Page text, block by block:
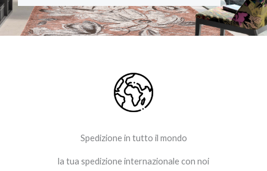
o
o
k
-
g
r
a
m
Spedizione in tutto il mondo
la tua spedizione internazionale con noi